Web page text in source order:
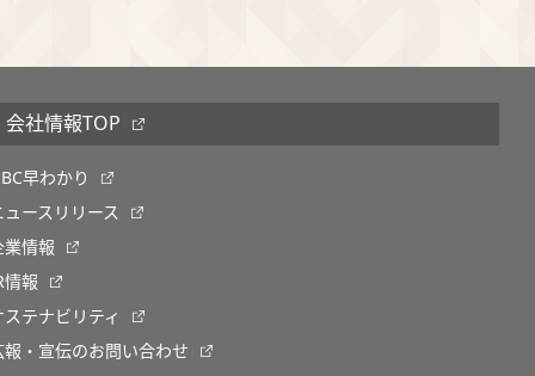
会社情報TOP
早わかり
ュースリリース
業情報
情報
ステナビリティ
報・宣伝のお問い合わせ